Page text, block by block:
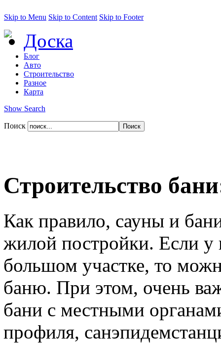
Skip to Menu Skip to Content Skip to Footer
Доска
Блог
Авто
Строительство
Разное
Карта
Show Search
Поиск
Строительство
Как правило, сауны и
жилой постройки. Если у
большом участке, то
баню. При этом, очень
бани с местными
профиля,